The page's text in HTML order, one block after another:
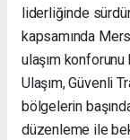
liderliğinde
kapsamında
ulaşım
Ulaşım, Güvenli
bölgelerin
düzenleme ile